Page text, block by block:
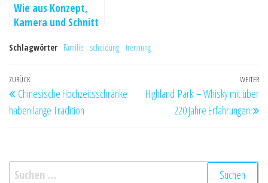
Wie aus Konzept,
Kamera und Schnitt
entsteht
Schlagwörter Familie scheidung trennung
Beitragsnavigation
Vorheriger
Beitrag
ZURÜCK
Chinesische Hochzeitsschränke
haben lange Tradition
WEITER
Highland Park – Whisky mit über
220 Jahre Erfahrungen
Suchen